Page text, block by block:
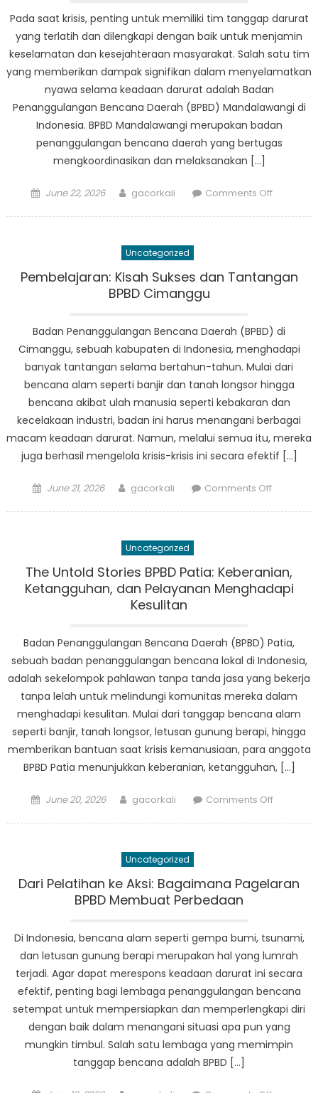
Bencana
Pada saat krisis, penting untuk memiliki tim tanggap darurat
yang terlatih dan dilengkapi dengan baik untuk menjamin
keselamatan dan kesejahteraan masyarakat. Salah satu tim
yang memberikan dampak signifikan dalam menyelamatkan
nyawa selama keadaan darurat adalah Badan
Penanggulangan Bencana Daerah (BPBD) Mandalawangi di
Indonesia. BPBD Mandalawangi merupakan badan
penanggulangan bencana daerah yang bertugas
mengkoordinasikan dan melaksanakan […]
Posted
June 22, 2026 Author
gacorkali Comments Offon
BPBD
Nyawa
di
Saat
Krisis
Uncategorized
Pembelajaran: Kisah Sukses dan Tantangan
BPBD Cimanggu
Badan Penanggulangan Bencana Daerah (BPBD) di
Cimanggu, sebuah kabupaten di Indonesia, menghadapi
banyak tantangan selama bertahun-tahun. Mulai dari
bencana alam seperti banjir dan tanah longsor hingga
bencana akibat ulah manusia seperti kebakaran dan
kecelakaan industri, badan ini harus menangani berbagai
macam keadaan darurat. Namun, melalui semua itu, mereka
juga berhasil mengelola krisis-krisis ini secara efektif […]
Posted
June 21, 2026 Author
gacorkali Comments Offon
BPBD
Uncategorized
The Untold Stories BPBD Patia: Keberanian,
Ketangguhan, dan Pelayanan Menghadapi
Kesulitan
Badan Penanggulangan Bencana Daerah (BPBD) Patia,
sebuah badan penanggulangan bencana lokal di Indonesia,
adalah sekelompok pahlawan tanpa tanda jasa yang bekerja
tanpa lelah untuk melindungi komunitas mereka dalam
menghadapi kesulitan. Mulai dari tanggap bencana alam
seperti banjir, tanah longsor, letusan gunung berapi, hingga
memberikan bantuan saat krisis kemanusiaan, para anggota
BPBD Patia menunjukkan keberanian, ketangguhan, […]
Posted
June 20, 2026 Author
gacorkali Comments Offon
Patia:
Kesulitan
Uncategorized
Dari Pelatihan ke Aksi: Bagaimana Pagelaran
BPBD Membuat Perbedaan
Di Indonesia, bencana alam seperti gempa bumi, tsunami,
dan letusan gunung berapi merupakan hal yang lumrah
terjadi. Agar dapat merespons keadaan darurat ini secara
efektif, penting bagi lembaga penanggulangan bencana
setempat untuk mempersiapkan dan memperlengkapi diri
dengan baik dalam menangani situasi apa pun yang
mungkin timbul. Salah satu lembaga yang memimpin
tanggap bencana adalah BPBD […]